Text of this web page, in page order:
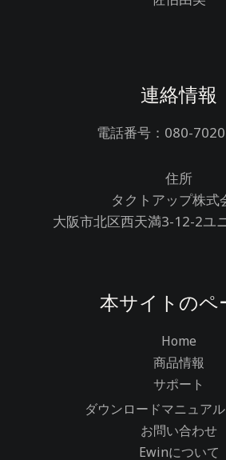
連絡情報
電話番号：080-
住所
タクトアップ株式
大阪市北区西天満3-12-2ユ
本サイトのペ
Home
商品情報
サポート
ダウンロードマニュアル
お問い合わせ
Ewinについて